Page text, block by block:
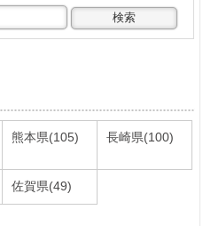
熊本県(105) 長崎県(100)
佐賀県(49)